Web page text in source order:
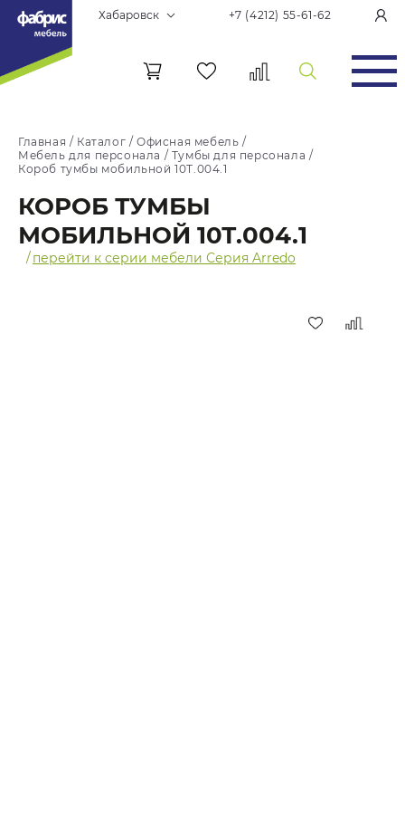
Хабаровск +7 (4212) 55-61-62
Главная / Каталог /Офисная мебель /
Мебель для персонала / Тумбы для персонала /
Короб тумбы мобильной 10Т.004.1
КОРОБ ТУМБЫ
МОБИЛЬНОЙ 10Т.004.1
/перейти к серии мебели Серия Arredo